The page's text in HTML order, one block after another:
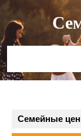
Перейти
содержимому
Семейные